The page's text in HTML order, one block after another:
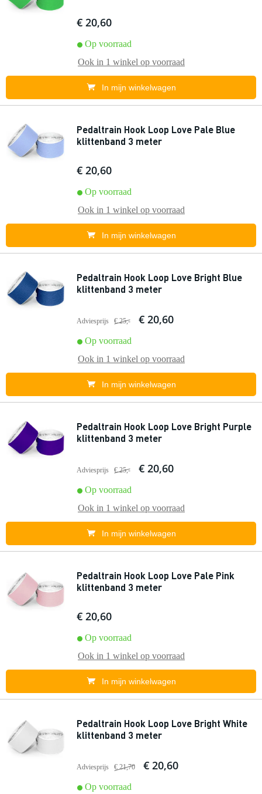
€ 20,60
Op voorraad
Ook in 1 winkel op voorraad
In mijn winkelwagen
Pedaltrain Hook Loop Love Pale Blue
klittenband 3 meter
€ 20,60
Op voorraad
Ook in 1 winkel op voorraad
In mijn winkelwagen
Pedaltrain Hook Loop Love Bright Blue
klittenband 3 meter
Adviesprijs € 25,- € 20,60
Op voorraad
Ook in 1 winkel op voorraad
In mijn winkelwagen
Pedaltrain Hook Loop Love Bright Purple
klittenband 3 meter
Adviesprijs € 25,- € 20,60
Op voorraad
Ook in 1 winkel op voorraad
In mijn winkelwagen
Pedaltrain Hook Loop Love Pale Pink
klittenband 3 meter
€ 20,60
Op voorraad
Ook in 1 winkel op voorraad
In mijn winkelwagen
Pedaltrain Hook Loop Love Bright White
klittenband 3 meter
Adviesprijs € 21,70 € 20,60
Op voorraad